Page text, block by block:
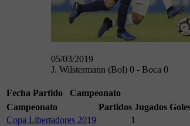
05/03/2019
J. Wilstermann (Bol) 0 - Boca 0
Fecha Partido
Campeonato
Campeonato
Partidos Jugados
Copa Libertadores 2019
1